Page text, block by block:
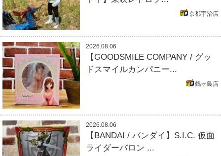
京都宇治店
2026.08.06
【GOODSMILE COMPANY / グッ
ドスマイルカンパニー...
鶴ヶ島店
2026.08.06
【BANDAI / バンダイ】S.I.C. 仮面
ライダーバロン ...